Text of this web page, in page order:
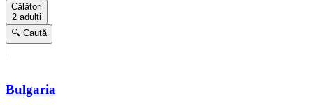
Călători
2 adulți
🔍 Caută